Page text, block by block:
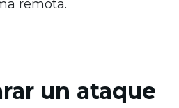
remota.
un ataque